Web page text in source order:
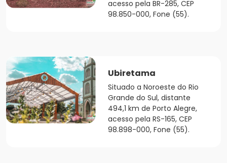
acesso pela BR-285, CEP
98.850-000, Fone (55).
Ubiretama
Situado a Noroeste do Rio
Grande do Sul, distante
494,1 km de Porto Alegre,
acesso pela RS-165, CEP
98.898-000, Fone (55).